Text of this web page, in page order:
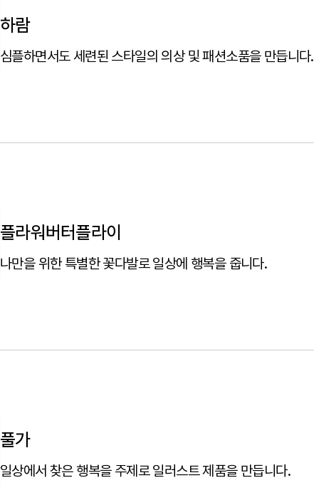
하람
심플하면서도 세련된 스타일의 의상 및 패션소품을 만듭니다.
플라워버터플라이
나만을 위한 특별한 꽃다발로 일상에 행복을 줍니다.
풀가
일상에서 찾은 행복을 주제로 일러스트 제품을 만듭니다.